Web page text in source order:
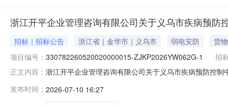
浙江开平企业管理咨询有限公司关于义乌市疾病预
招标｜招标公告 浙江省｜金华市｜义乌市 弱电安防
货物
项目编号： 330782260520020000015-ZJKP2026YW062G-1
招
正文内容： 浙江开平企业管理咨询有限公司关于义乌市疾病预防控
330782260520020000015-ZJKP2026YW062G-1项目
发布时间： 2026-07-10 16:27